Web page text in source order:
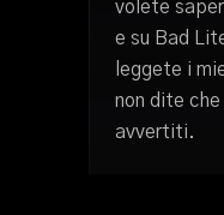
volete
e su Bad
leggete i
non dite
avvertiti.